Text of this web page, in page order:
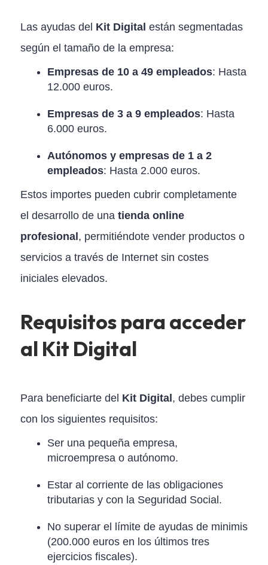
Las ayudas del Kit Digital están segmentadas
según el tamaño de la empresa:
Empresas de 10 a 49 empleados: Hasta
12.000 euros.
Empresas de 3 a 9 empleados: Hasta
6.000 euros.
Autónomos y empresas de 1 a 2
empleados: Hasta 2.000 euros.
Estos importes pueden cubrir completamente
el desarrollo de una tienda online
profesional, permitiéndote vender productos o
servicios a través de Internet sin costes
iniciales elevados.
Requisitos para acceder
al Kit Digital
Para beneficiarte del Kit Digital, debes cumplir
con los siguientes requisitos:
Ser una pequeña empresa,
microempresa o autónomo.
Estar al corriente de las obligaciones
tributarias y con la Seguridad Social.
No superar el límite de ayudas de minimis
(200.000 euros en los últimos tres
ejercicios fiscales).